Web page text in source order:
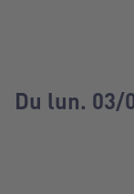
Du lun. 03/